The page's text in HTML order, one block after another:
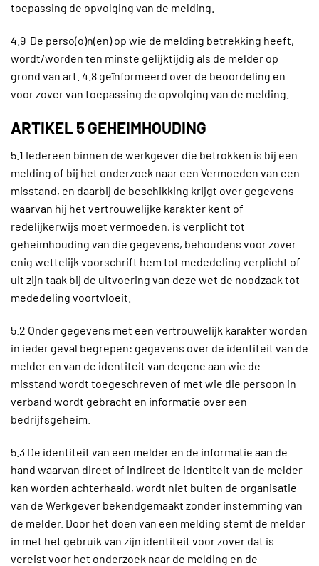
toepassing de opvolging van de melding.
4.9 De perso(o)n(en) op wie de melding betrekking heeft,
wordt/worden ten minste gelijktijdig als de melder op
grond van art. 4.8 geïnformeerd over de beoordeling en
voor zover van toepassing de opvolging van de melding.
ARTIKEL 5 GEHEIMHOUDING
5.1 Iedereen binnen de werkgever die betrokken is bij een
melding of bij het onderzoek naar een Vermoeden van een
misstand, en daarbij de beschikking krijgt over gegevens
waarvan hij het vertrouwelijke karakter kent of
redelijkerwijs moet vermoeden, is verplicht tot
geheimhouding van die gegevens, behoudens voor zover
enig wettelijk voorschrift hem tot mededeling verplicht of
uit zijn taak bij de uitvoering van deze wet de noodzaak tot
mededeling voortvloeit.
5.2 Onder gegevens met een vertrouwelijk karakter worden
in ieder geval begrepen: gegevens over de identiteit van de
melder en van de identiteit van degene aan wie de
misstand wordt toegeschreven of met wie die persoon in
verband wordt gebracht en informatie over een
bedrijfsgeheim.
5.3 De identiteit van een melder en de informatie aan de
hand waarvan direct of indirect de identiteit van de melder
kan worden achterhaald, wordt niet buiten de organisatie
van de Werkgever bekendgemaakt zonder instemming van
de melder. Door het doen van een melding stemt de melder
in met het gebruik van zijn identiteit voor zover dat is
vereist voor het onderzoek naar de melding en de